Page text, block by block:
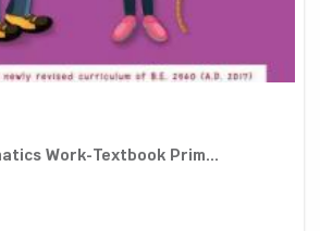
Work-Textbook Prim...